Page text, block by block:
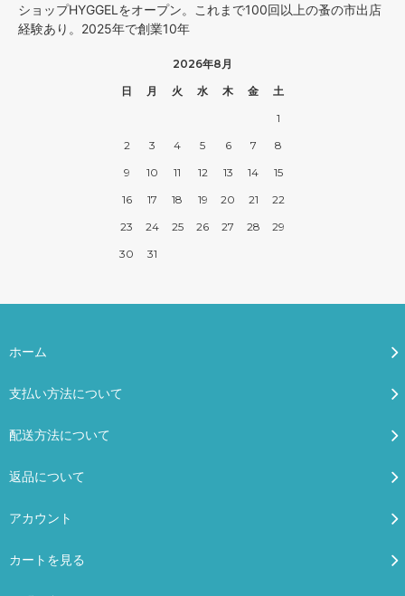
ショップHYGGELをオープン。これまで100回以上の蚤の市出店
経験あり。2025年で創業10年
2026年8月
日
月 火 水 木 金
土
1
2
3 4 5 6 7
8
9
10 11 12 13 14
15
16
17 18 19 20 21
22
23
24 25 26 27 28
29
30
31
ホーム
支払い方法について
配送方法について
返品について
アカウント
カートを見る